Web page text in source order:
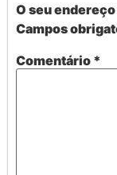
O seu
Campos
Comentário *